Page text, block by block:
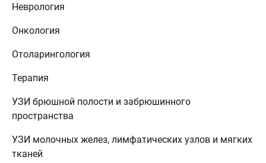
Неврология
Онкология
Отоларингология
Терапия
УЗИ брюшной полости и забрюшинного
пространства
УЗИ молочных желез, лимфатических узлов и мягких
тканей